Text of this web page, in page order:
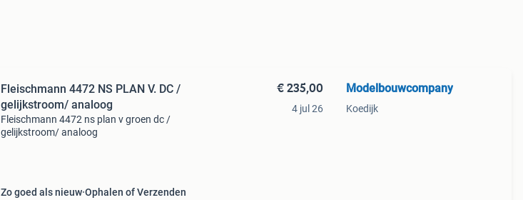
Fleischmann 4472 NS PLAN V. DC /
gelijkstroom/ analoog
Fleischmann 4472 ns plan v groen dc /
gelijkstroom/ analoog
Zo goed als nieuw Ophalen of Verzenden
€ 235,00
4 jul 26
Modelbouwcompany
Koedijk